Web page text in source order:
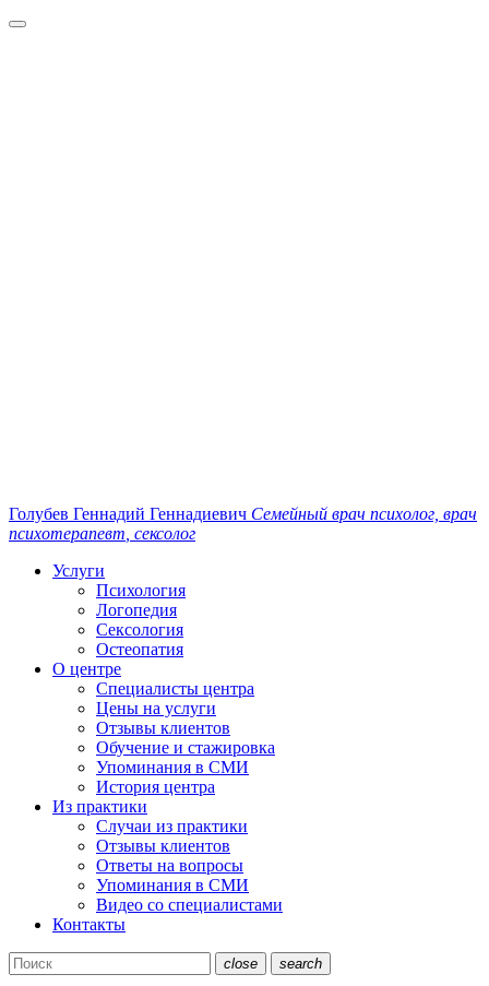
Голубев Геннадий Геннадиевич Семейный врач психолог, врач
психотерапевт , сексолог
Услуги
Психология
Логопедия
Сексология
Остеопатия
О центре
Специалисты центра
Цены на услуги
Отзывы клиентов
Обучение и стажировка
Упоминания в СМИ
История центра
Из практики
Случаи из практики
Отзывы клиентов
Ответы на вопросы
Упоминания в СМИ
Видео со специалистами
Контакты
close search